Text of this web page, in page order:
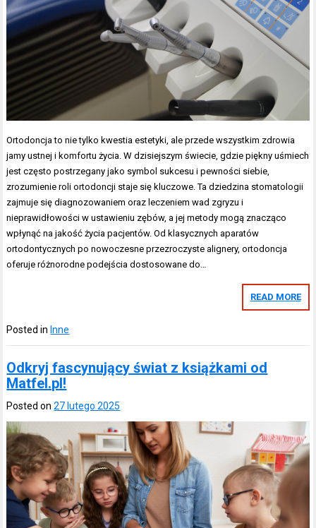
Ortodoncja to nie tylko kwestia estetyki, ale przede wszystkim zdrowia
jamy ustnej i komfortu życia. W dzisiejszym świecie, gdzie piękny uśmiech
jest często postrzegany jako symbol sukcesu i pewności siebie,
zrozumienie roli ortodoncji staje się kluczowe. Ta dziedzina stomatologii
zajmuje się diagnozowaniem oraz leczeniem wad zgryzu i
nieprawidłowości w ustawieniu zębów, a jej metody mogą znacząco
wpłynąć na jakość życia pacjentów. Od klasycznych aparatów
ortodontycznych po nowoczesne przezroczyste alignery, ortodoncja
oferuje różnorodne podejścia dostosowane do…
READ MORE
Posted in Inne
Odkryj fascynujący świat z książkami od
Matfel.pl!
Posted on27 lutego 2025